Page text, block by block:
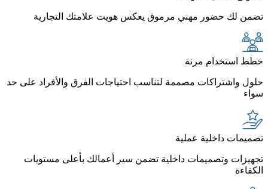
تضمن لك حضور مهني مرموق يعكس هويت علامتك التجارية
خطط استخدام مرنة
حلول واشتراكات مصممة لتناسب احتياجات الفرق والأفراد على حد
سواء
تصميمات داخلية عملية
تجهيزات وتصميمات داخلية تضمن سير أعمالك بأعلى مستويات
الكفاءة